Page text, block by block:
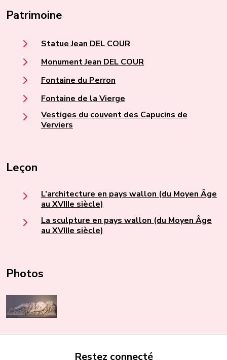
Patrimoine
Statue Jean DEL COUR
Monument Jean DEL COUR
Fontaine du Perron
Fontaine de la Vierge
Vestiges du couvent des Capucins de
Verviers
Leçon
L’architecture en pays wallon (du Moyen Âge
au XVIIIe siècle)
La sculpture en pays wallon (du Moyen Âge
au XVIIIe siècle)
Photos
Restez connecté